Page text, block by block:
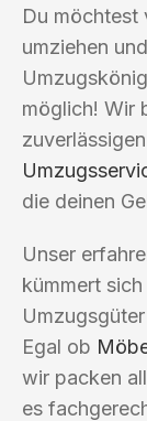
Du möchtest
umziehen
möglich! Wir
die deinen
Unser
kümmert
Egal ob
wir packen
es